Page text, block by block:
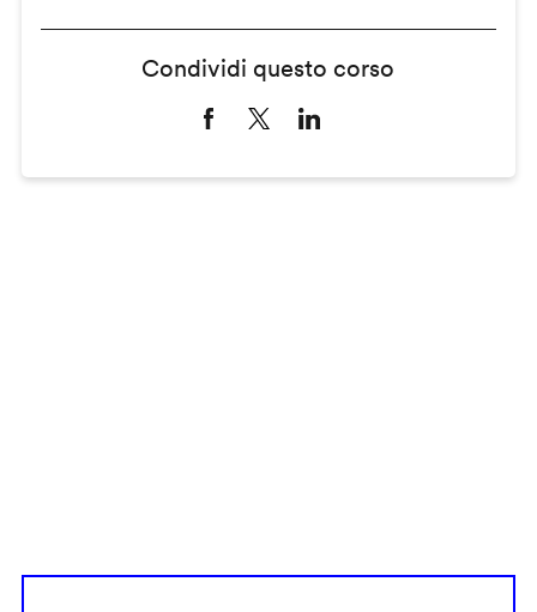
Condividi questo corso